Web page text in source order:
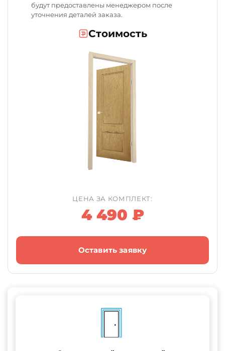
будут предоставлены менеджером после
уточнения деталей заказа.
Стоимость
ЦЕНА ЗА КОМПЛЕКТ:
4 490 ₽
Оставить заявку